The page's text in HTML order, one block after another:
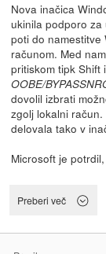
Nova inačica
ukinila podporo za
poti do namestitve
računom. Med
pritiskom tipk Shift
OOBE/
dovolil izbrati
zgolj lokalni
delovala tako v
Microsoft je
Preberi več